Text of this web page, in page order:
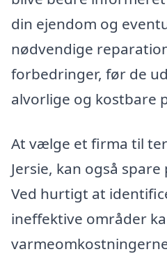
din ejendom og
nødvendige
forbedringer, før de
alvorlige og kostbare
At vælge et firma til
Jersie, kan også
Ved hurtigt at
ineffektive områder